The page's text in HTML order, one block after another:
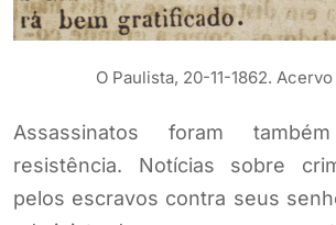
O Paulista, 20-11-1862. Acervo
Assassinatos foram
resistência. Notícias sobre
pelos escravos contra seus